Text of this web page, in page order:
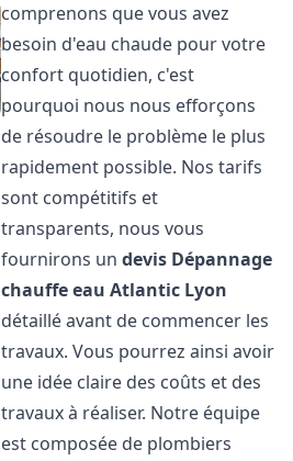
comprenons que vous avez
besoin d'eau chaude pour votre
confort quotidien, c'est
pourquoi nous nous efforçons
de résoudre le problème le plus
rapidement possible. Nos tarifs
sont compétitifs et
transparents, nous vous
fournirons undevis Dépannage
chauffe eau Atlantic Lyon
détaillé avant de commencer les
travaux. Vous pourrez ainsi avoir
une idée claire des coûts et des
travaux à réaliser. Notre équipe
est composée de plombiers